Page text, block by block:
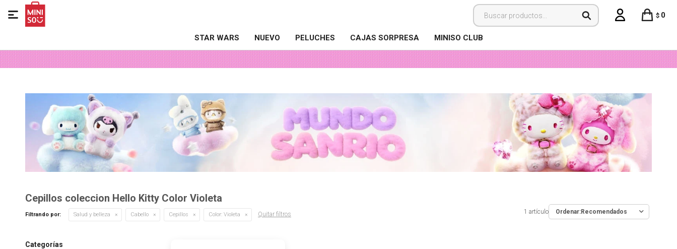
STAR WARS NUEVO PELUCHES CAJAS SORPRESA MINISO CLUB
$ 0

Cepillos coleccion Hello Kitty Color Violeta
1 artículo Recomendados
Filtrando por: Salud y belleza Cabello Cepillos Color: Violeta Quitar filtros
Categorías